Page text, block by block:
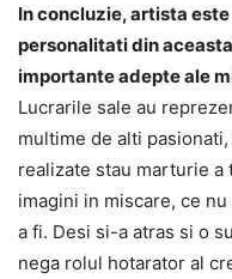
In concluzie, artista
personalitati din
importante adepte ale
Lucrarile sale au
multime de alti
realizate stau marturie
imagini in miscare, ce
a fi. Desi si-a atras si o
nega rolul hotarator al